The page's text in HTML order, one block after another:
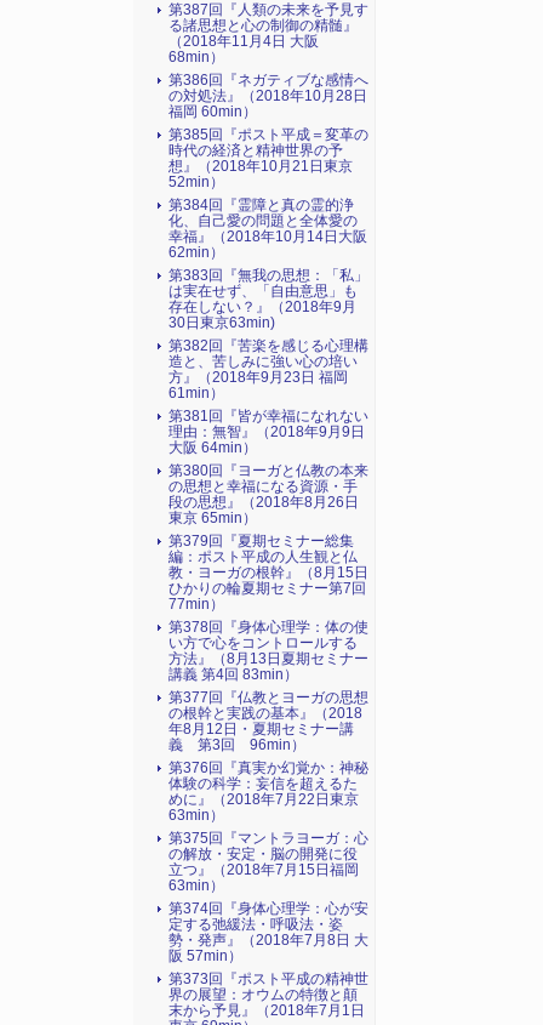
第387回『人類の未来を予見す
る諸思想と心の制御の精髄』
（2018年11月4日 大阪
68min）
第386回『ネガティブな感情へ
の対処法』（2018年10月28日
福岡 60min）
第385回『ポスト平成＝変革の
時代の経済と精神世界の予
想』（2018年10月21日東京
52min）
第384回『霊障と真の霊的浄
化、自己愛の問題と全体愛の
幸福』（2018年10月14日大阪
62min）
第383回『無我の思想：「私」
は実在せず、「自由意思」も
存在しない？』（2018年9月
30日東京63min)
第382回『苦楽を感じる心理構
造と、苦しみに強い心の培い
方』（2018年9月23日 福岡
61min）
第381回『皆が幸福になれない
理由：無智』（2018年9月9日
大阪 64min）
第380回『ヨーガと仏教の本来
の思想と幸福になる資源・手
段の思想』（2018年8月26日
東京 65min）
第379回『夏期セミナー総集
編：ポスト平成の人生観と仏
教・ヨーガの根幹』（8月15日
ひかりの輪夏期セミナー第7回
77min）
第378回『身体心理学：体の使
い方で心をコントロールする
方法』（8月13日夏期セミナー
講義 第4回 83min）
第377回『仏教とヨーガの思想
の根幹と実践の基本』（2018
年8月12日・夏期セミナー講
義 第3回 96min）
第376回『真実か幻覚か：神秘
体験の科学：妄信を超えるた
めに』（2018年7月22日東京
63min）
第375回『マントラヨーガ：心
の解放・安定・脳の開発に役
立つ』（2018年7月15日福岡
63min）
第374回『身体心理学：心が安
定する弛緩法・呼吸法・姿
勢・発声』（2018年7月8日 大
阪 57min）
第373回『ポスト平成の精神世
界の展望：オウムの特徴と顛
末から予見』（2018年7月1日